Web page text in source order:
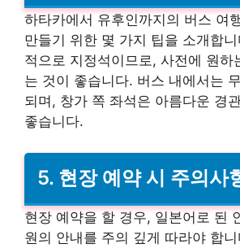
하타카에서 유후인까지의 버스 여
만들기 위한 몇 가지 팁을 소개합
적으로 지정석이므로, 사전에 원하
는 것이 좋습니다. 버스 내에서는
되며, 창가 쪽 좌석은 아름다운 경
좋습니다.
5. 현장 예약 시 주의사
현장 예약을 할 경우, 일본어로 된
원의 안내를 주의 깊게 따라야 합